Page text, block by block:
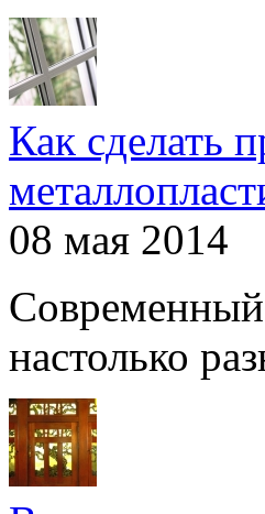
Как сделать
08 мая 2014
настолько